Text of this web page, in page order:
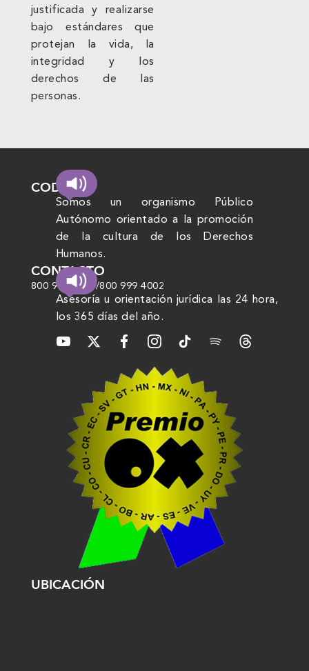
justificada y realizarse
bajo estándares que
protejan la vida, la
integridad y los
derechos de las
personas.
CODHEM
Somos un organismo Público
Autónomo orientado a la promoción
de la cultura de los Derechos
Humanos.
CONTACTO
800 999 4000/800 999 4002
Asesoría u orientación jurídica las 24 hora,
los 365 días del año.
UBICACIÓN